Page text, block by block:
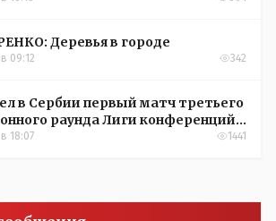
Деревья в городе
09:12 342
в Сербии первый матч третьего
раунда Лиги конференций
18:07 1441